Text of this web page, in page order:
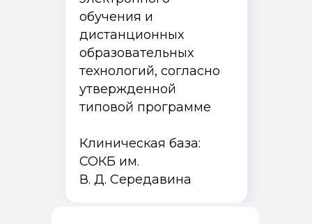
обучения и
дистанционных
образовательных
технологий, согласно
утвержденной
типовой программе
Клиническая база:
СОКБ им.
В. Д. Середавина